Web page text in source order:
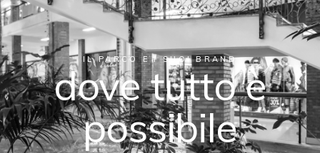
IL PARCO E I SUOI BRAND
dove tutto è
possibile